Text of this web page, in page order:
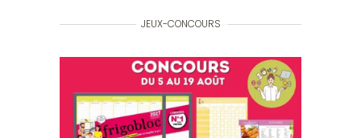
JEUX-CONCOURS